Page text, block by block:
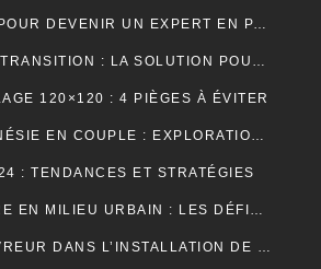
GUIDE PRATIQUE POUR DEVENIR UN EXPERT EN PARIS ET EN JEUX
MANAGEMENT DE TRANSITION : LA SOLUTION POUR RÉUSSIR LES TRANSFORMATIONS COMPLEXES EN ENTREPRISE
120×120 : 4 PIÈGES À ÉVITER
VOYAGE EN POLYNÉSIE EN COUPLE : EXPLORATION DE SES PLUS BELLES ÎLES
: TENDANCES ET STRATÉGIES
ABATTAGE D’ARBRE EN MILIEU URBAIN : LES DÉFIS SPÉCIFIQUES
LE RÔLE DU COUVREUR DANS L’INSTALLATION DE PANNEAUX SOLAIRES